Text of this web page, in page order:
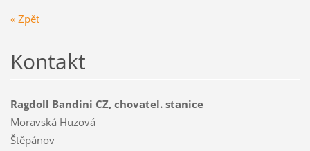
« Zpět
Kontakt
Ragdoll Bandini CZ, chovatel. stanice
Moravská Huzová
Štěpánov